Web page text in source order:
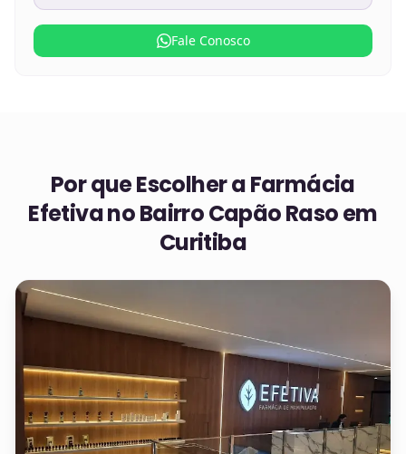
Fale Conosco
Por que Escolher a Farmácia
Efetiva noBairro Capão Raso em
Curitiba